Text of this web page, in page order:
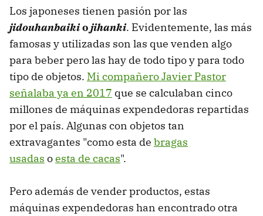
Los japoneses tienen pasión por las
jidouhanbaikiojihanki. Evidentemente, las más
famosas y utilizadas son las que venden algo
para beber pero las hay de todo tipo y para todo
tipo de objetos. Mi compañero Javier Pastor
señalaba ya en 2017 que se calculaban cinco
millones de máquinas expendedoras repartidas
por el país. Algunas con objetos tan
extravagantes "como esta de bragas
usadas oesta de cacas".
Pero además de vender productos, estas
máquinas expendedoras han encontrado otra